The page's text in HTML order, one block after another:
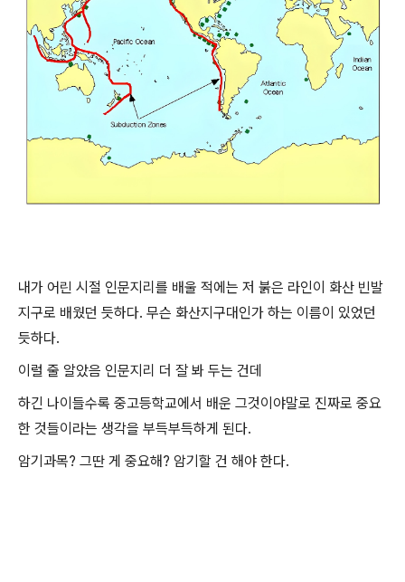
내가 어린 시절 인문지리를 배울 적에는 저 붉은 라인이 화산 빈발
지구로 배웠던 듯하다. 무슨 화산지구대인가 하는 이름이 있었던
듯하다.
이럴 줄 알았음 인문지리 더 잘 봐 두는 건데
하긴 나이들수록 중고등학교에서 배운 그것이야말로 진짜로 중요
한 것들이라는 생각을 부득부득하게 된다.
암기과목? 그딴 게 중요해? 암기할 건 해야 한다.